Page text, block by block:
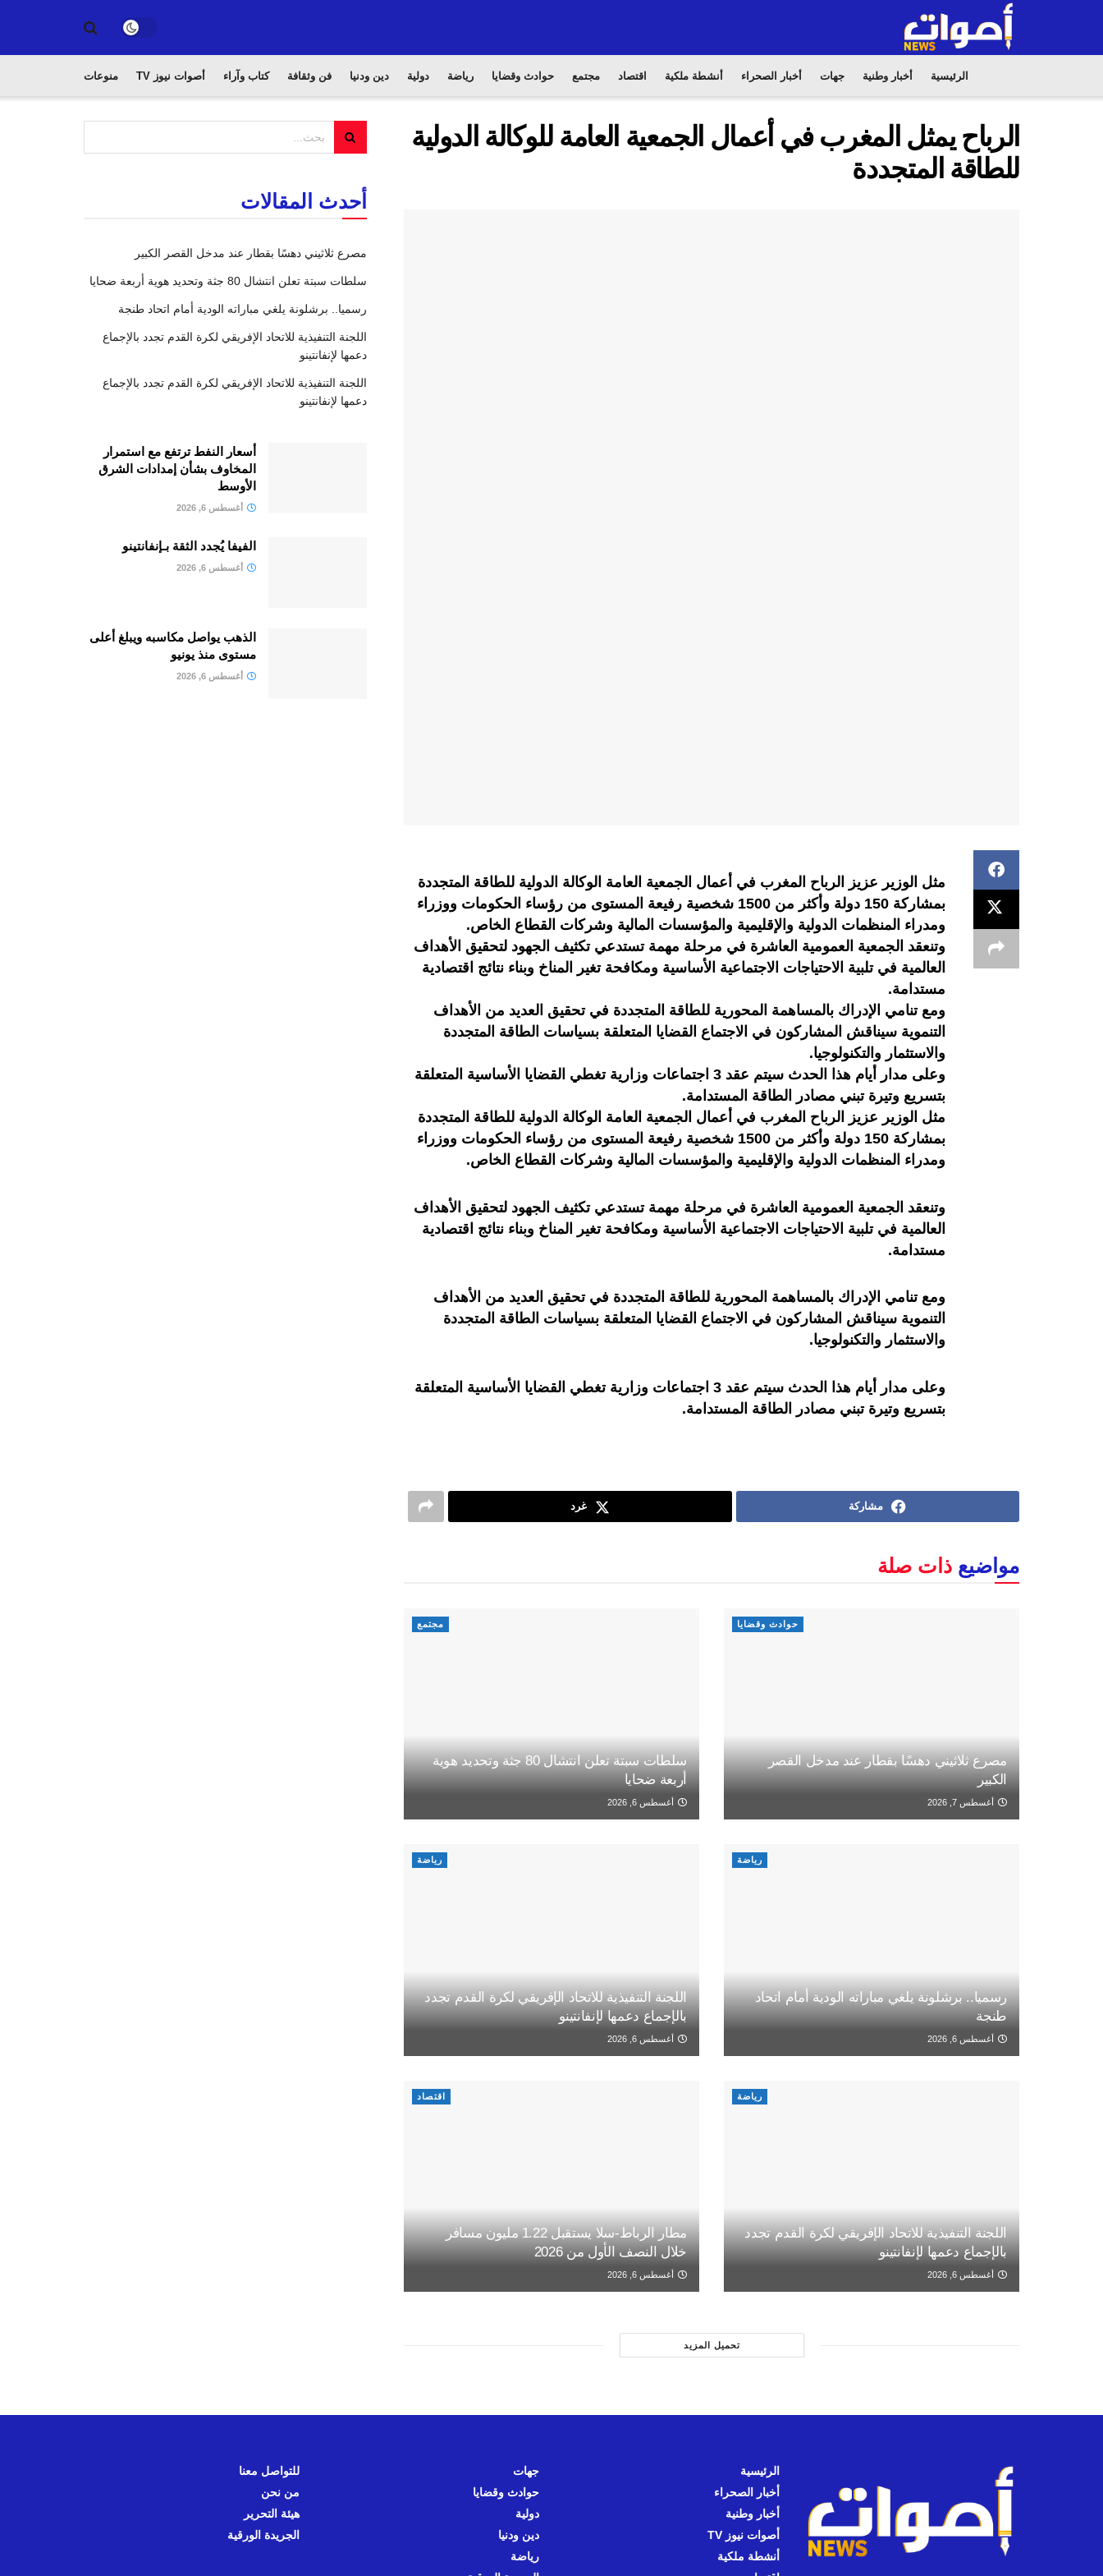
الرئيسية أخبار وطنية جهات أخبار الصحراء أنشطة ملكية اقتصاد مجتمع حوادث وقضايا رياضة دولية دين ودنيا فن وثقافة كتاب وآراء أصوات نيوز TV منوعات
الرباح يمثل المغرب في أعمال الجمعية العامة للوكالة الدولية
للطاقة المتجددة
مثل الوزير عزيز الرباح المغرب في أعمال الجمعية العامة الوكالة الدولية للطاقة المتجددة
بمشاركة 150 دولة وأكثر من 1500 شخصية رفيعة المستوى من رؤساء الحكومات ووزراء
ومدراء المنظمات الدولية والإقليمية والمؤسسات المالية وشركات القطاع الخاص.
وتنعقد الجمعية العمومية العاشرة في مرحلة مهمة تستدعي تكثيف الجهود لتحقيق الأهداف
العالمية في تلبية الاحتياجات الاجتماعية الأساسية ومكافحة تغير المناخ وبناء نتائج اقتصادية
مستدامة.
ومع تنامي الإدراك بالمساهمة المحورية للطاقة المتجددة في تحقيق العديد من الأهداف
التنموية سيناقش المشاركون في الاجتماع القضايا المتعلقة بسياسات الطاقة المتجددة
والاستثمار والتكنولوجيا.
وعلى مدار أيام هذا الحدث سيتم عقد 3 اجتماعات وزارية تغطي القضايا الأساسية المتعلقة
بتسريع وتيرة تبني مصادر الطاقة المستدامة.
مثل الوزير عزيز الرباح المغرب في أعمال الجمعية العامة الوكالة الدولية للطاقة المتجددة
بمشاركة 150 دولة وأكثر من 1500 شخصية رفيعة المستوى من رؤساء الحكومات ووزراء
ومدراء المنظمات الدولية والإقليمية والمؤسسات المالية وشركات القطاع الخاص.
وتنعقد الجمعية العمومية العاشرة في مرحلة مهمة تستدعي تكثيف الجهود لتحقيق الأهداف
العالمية في تلبية الاحتياجات الاجتماعية الأساسية ومكافحة تغير المناخ وبناء نتائج اقتصادية
مستدامة.
ومع تنامي الإدراك بالمساهمة المحورية للطاقة المتجددة في تحقيق العديد من الأهداف
التنموية سيناقش المشاركون في الاجتماع القضايا المتعلقة بسياسات الطاقة المتجددة
والاستثمار والتكنولوجيا.
وعلى مدار أيام هذا الحدث سيتم عقد 3 اجتماعات وزارية تغطي القضايا الأساسية المتعلقة
بتسريع وتيرة تبني مصادر الطاقة المستدامة.
مشاركة غرد
مواضيع ذات صلة
حوادث وقضايا
مصرع ثلاثيني دهسًا بقطار عند مدخل القصر
الكبير
أغسطس 7, 2026
مجتمع
سلطات سبتة تعلن انتشال 80 جثة وتحديد هوية
أربعة ضحايا
أغسطس 6, 2026
رياضة
رسميا.. برشلونة يلغي مباراته الودية أمام اتحاد
طنجة
أغسطس 6, 2026
رياضة
اللجنة التنفيذية للاتحاد الإفريقي لكرة القدم تجدد
بالإجماع دعمها لإنفانتينو
أغسطس 6, 2026
رياضة
اللجنة التنفيذية للاتحاد الإفريقي لكرة القدم تجدد
بالإجماع دعمها لإنفانتينو
أغسطس 6, 2026
اقتصاد
مطار الرباط-سلا يستقبل 1.22 مليون مسافر
خلال النصف الأول من 2026
أغسطس 6, 2026
تحميل المزيد
أحدث المقالات
مصرع ثلاثيني دهسًا بقطار عند مدخل القصر الكبير
سلطات سبتة تعلن انتشال 80 جثة وتحديد هوية أربعة ضحايا
رسميا.. برشلونة يلغي مباراته الودية أمام اتحاد طنجة
اللجنة التنفيذية للاتحاد الإفريقي لكرة القدم تجدد بالإجماع
دعمها لإنفانتينو
اللجنة التنفيذية للاتحاد الإفريقي لكرة القدم تجدد بالإجماع
دعمها لإنفانتينو
أسعار النفط ترتفع مع استمرار
المخاوف بشأن إمدادات الشرق
الأوسط
أغسطس 6, 2026
الفيفا يُجدد الثقة بـإنفانتينو
أغسطس 6, 2026
الذهب يواصل مكاسبه ويبلغ أعلى
مستوى منذ يونيو
أغسطس 6, 2026
الرئيسية
أخبار الصحراء
أخبار وطنية
أصوات نيوز TV
أنشطة ملكية
جهات
حوادث وقضايا
دولية
دين ودنيا
رياضة
للتواصل معنا
من نحن
هيئة التحرير
الجريدة الورقية